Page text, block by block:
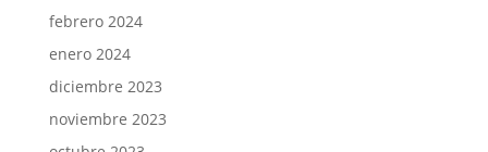
febrero 2024
enero 2024
diciembre 2023
noviembre 2023